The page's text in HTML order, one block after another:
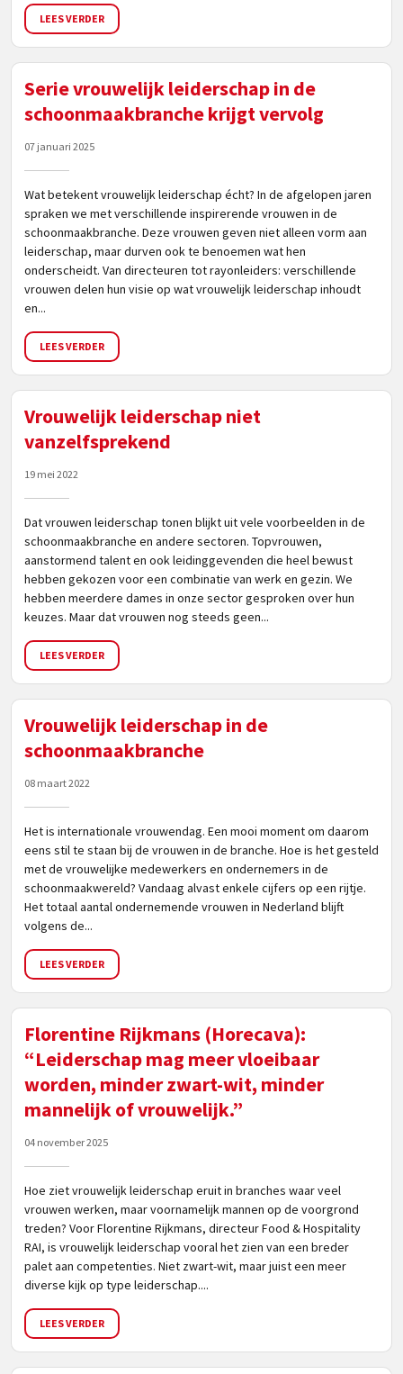
LEES VERDER
Serie vrouwelijk leiderschap in de
schoonmaakbranche krijgt vervolg
07 januari 2025
Wat betekent vrouwelijk leiderschap écht? In de afgelopen jaren
spraken we met verschillende inspirerende vrouwen in de
schoonmaakbranche. Deze vrouwen geven niet alleen vorm aan
leiderschap, maar durven ook te benoemen wat hen
onderscheidt. Van directeuren tot rayonleiders: verschillende
vrouwen delen hun visie op wat vrouwelijk leiderschap inhoudt
en...
LEES VERDER
Vrouwelijk leiderschap niet
vanzelfsprekend
19 mei 2022
Dat vrouwen leiderschap tonen blijkt uit vele voorbeelden in de
schoonmaakbranche en andere sectoren. Topvrouwen,
aanstormend talent en ook leidinggevenden die heel bewust
hebben gekozen voor een combinatie van werk en gezin. We
hebben meerdere dames in onze sector gesproken over hun
keuzes. Maar dat vrouwen nog steeds geen...
LEES VERDER
Vrouwelijk leiderschap in de
schoonmaakbranche
08 maart 2022
Het is internationale vrouwendag. Een mooi moment om daarom
eens stil te staan bij de vrouwen in de branche. Hoe is het gesteld
met de vrouwelijke medewerkers en ondernemers in de
schoonmaakwereld? Vandaag alvast enkele cijfers op een rijtje.
Het totaal aantal ondernemende vrouwen in Nederland blijft
volgens de...
LEES VERDER
Florentine Rijkmans (Horecava):
“Leiderschap mag meer vloeibaar
worden, minder zwart-wit, minder
mannelijk of vrouwelijk.”
04 november 2025
Hoe ziet vrouwelijk leiderschap eruit in branches waar veel
vrouwen werken, maar voornamelijk mannen op de voorgrond
treden? Voor Florentine Rijkmans, directeur Food & Hospitality
RAI, is vrouwelijk leiderschap vooral het zien van een breder
palet aan competenties. Niet zwart-wit, maar juist een meer
diverse kijk op type leiderschap....
LEES VERDER